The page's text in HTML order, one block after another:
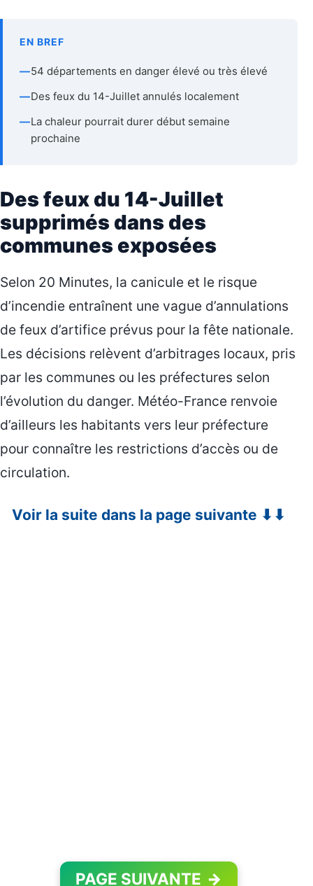
EN BREF
—54 départements en danger élevé ou très élevé
—Des feux du 14-Juillet annulés localement
—La chaleur pourrait durer début semaine
prochaine
Des feux du 14-Juillet
supprimés dans des
communes exposées
Selon 20 Minutes, la canicule et le risque
d’incendie entraînent une vague d’annulations
de feux d’artifice prévus pour la fête nationale.
Les décisions relèvent d’arbitrages locaux, pris
par les communes ou les préfectures selon
l’évolution du danger. Météo-France renvoie
d’ailleurs les habitants vers leur préfecture
pour connaître les restrictions d’accès ou de
circulation.
Voir la suite dans la page suivante ⬇⬇
PAGE SUIVANTE →